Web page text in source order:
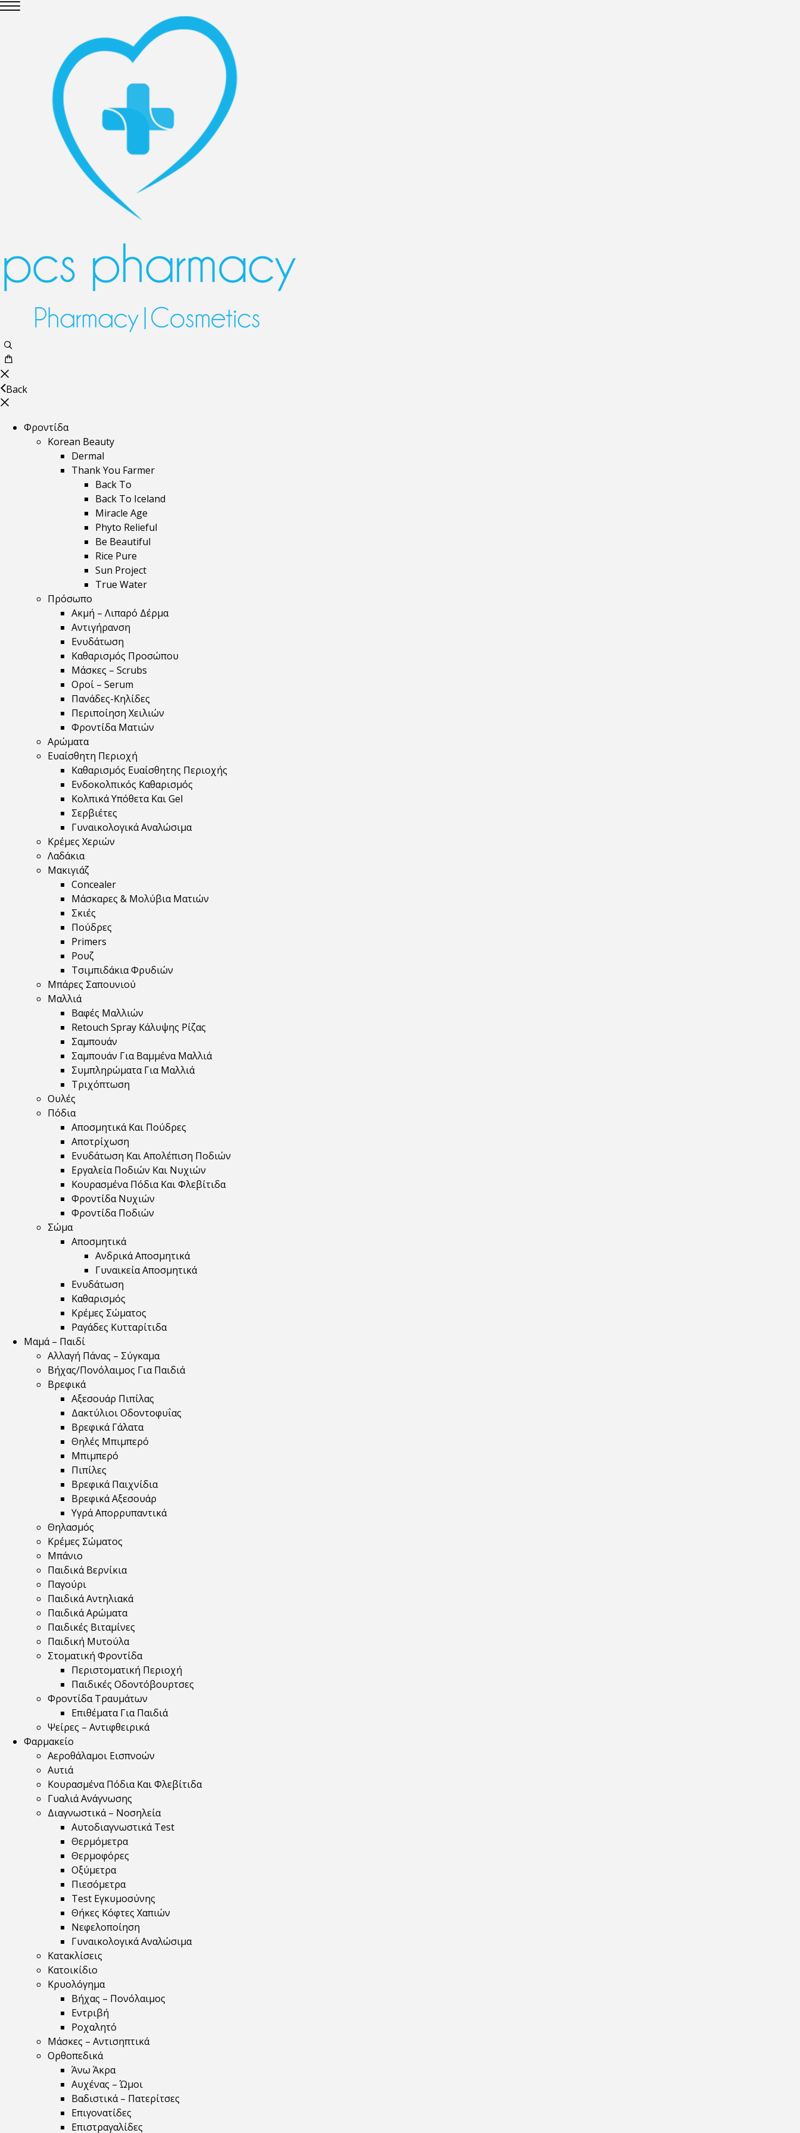
Back
Φροντίδα
Korean Beauty
Dermal
Thank You Farmer
Back To
Back To Iceland
Miracle Age
Phyto Relieful
Be Beautiful
Rice Pure
Sun Project
True Water
Πρόσωπο
Ακμή – Λιπαρό Δέρμα
Αντιγήρανση
Ενυδάτωση
Καθαρισμός Προσώπου
Μάσκες – Scrubs
Οροί – Serum
Πανάδες-Κηλίδες
Περιποίηση Χειλιών
Φροντίδα Ματιών
Αρώματα
Ευαίσθητη Περιοχή
Καθαρισμός Ευαίσθητης Περιοχής
Ενδοκολπικός Καθαρισμός
Κολπικά Υπόθετα Και Gel
Σερβιέτες
Γυναικολογικά Αναλώσιμα
Κρέμες Χεριών
Λαδάκια
Μακιγιάζ
Concealer
Μάσκαρες & Μολύβια Ματιών
Σκιές
Πούδρες
Primers
Ρουζ
Τσιμπιδάκια Φρυδιών
Μπάρες Σαπουνιού
Μαλλιά
Βαφές Μαλλιών
Retouch Spray Κάλυψης Ρίζας
Σαμπουάν
Σαμπουάν Για Βαμμένα Μαλλιά
Συμπληρώματα Για Μαλλιά
Τριχόπτωση
Ουλές
Πόδια
Αποσμητικά Και Πούδρες
Αποτρίχωση
Ενυδάτωση Και Απολέπιση Ποδιών
Εργαλεία Ποδιών Και Νυχιών
Κουρασμένα Πόδια Και Φλεβίτιδα
Φροντίδα Νυχιών
Φροντίδα Ποδιών
Σώμα
Αποσμητικά
Ανδρικά Αποσμητικά
Γυναικεία Αποσμητικά
Ενυδάτωση
Καθαρισμός
Κρέμες Σώματος
Ραγάδες Κυτταρίτιδα
Μαμά – Παιδί
Αλλαγή Πάνας – Σύγκαμα
Βήχας/Πονόλαιμος Για Παιδιά
Βρεφικά
Αξεσουάρ Πιπίλας
Δακτύλιοι Οδοντοφυΐας
Βρεφικά Γάλατα
Θηλές Μπιμπερό
Μπιμπερό
Πιπίλες
Βρεφικά Παιχνίδια
Βρεφικά Αξεσουάρ
Υγρά Απορρυπαντικά
Θηλασμός
Κρέμες Σώματος
Μπάνιο
Παιδικά Βερνίκια
Παγούρι
Παιδικά Αντηλιακά
Παιδικά Αρώματα
Παιδικές Βιταμίνες
Παιδική Μυτούλα
Στοματική Φροντίδα
Περιστοματική Περιοχή
Παιδικές Οδοντόβουρτσες
Φροντίδα Τραυμάτων
Επιθέματα Για Παιδιά
Ψείρες – Αντιφθειρικά
Φαρμακείο
Αεροθάλαμοι Εισπνοών
Αυτιά
Κουρασμένα Πόδια Και Φλεβίτιδα
Γυαλιά Ανάγνωσης
Διαγνωστικά – Νοσηλεία
Αυτοδιαγνωστικά Test
Θερμόμετρα
Θερμοφόρες
Οξύμετρα
Πιεσόμετρα
Test Εγκυμοσύνης
Θήκες Κόφτες Χαπιών
Νεφελοποίηση
Γυναικολογικά Αναλώσιμα
Κατακλίσεις
Κατοικίδιο
Κρυολόγημα
Βήχας – Πονόλαιμος
Εντριβή
Ροχαλητό
Μάσκες – Αντισηπτικά
Ορθοπεδικά
Άνω Άκρα
Αυχένας – Ώμοι
Βαδιστικά – Πατερίτσες
Επιγονατίδες
Επιστραγαλίδες